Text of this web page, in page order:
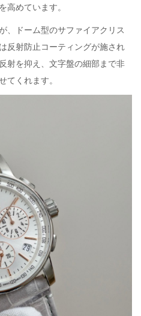
高めています。
、ドーム型のサファイアクリス
反射防止コーティングが施され
射を抑え、文字盤の細部まで非
てくれます。